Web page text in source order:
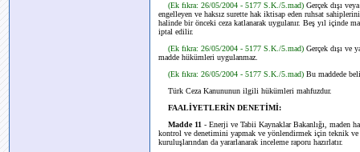
(Ek fıkra: 26/05/2004 - 5177 S.K./5.mad) Gerçek dışı
engelleyen ve haksız surette hak iktisap eden ruhsat
halinde bir önceki ceza katlanarak uygulanır. Beş yıl içinde
iptal edilir.
(Ek fıkra: 26/05/2004 - 5177 S.K./5.mad) Gerçek dışı ve
madde hükümleri uygulanmaz.
(Ek fıkra: 26/05/2004 - 5177 S.K./5.mad) Bu maddede
Türk Ceza Kanununun ilgili hükümleri mahfuzdur.
FAALİYETLERİN DENETİMİ:
Madde 11 - Enerji ve Tabii Kaynaklar Bakanlığı,
kontrol ve denetimini yapmak ve yönlendirmek için teknik ve
kuruluşlarından da yararlanarak inceleme raporu hazırlatır.